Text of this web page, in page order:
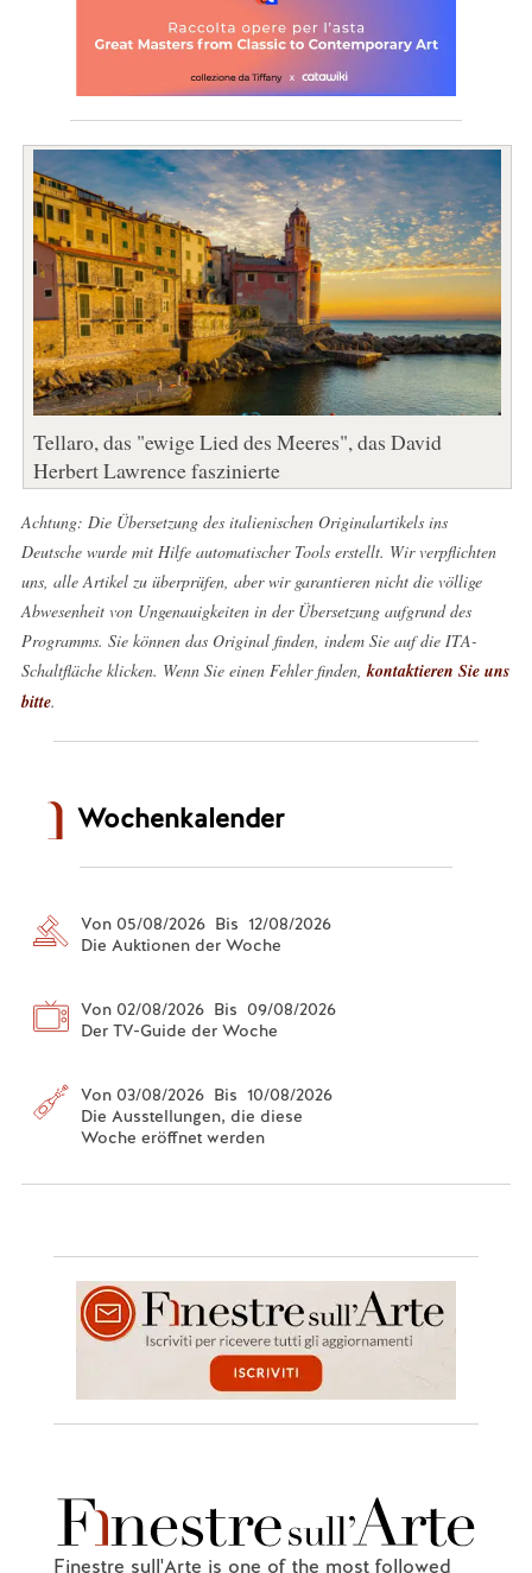
Tellaro, das "ewige Lied des Meeres", das David
Herbert Lawrence faszinierte
Achtung: Die Übersetzung des italienischen Originalartikels ins
Deutsche wurde mit Hilfe automatischer Tools erstellt. Wir verpflichten
uns, alle Artikel zu überprüfen, aber wir garantieren nicht die völlige
Abwesenheit von Ungenauigkeiten in der Übersetzung aufgrund des
Programms. Sie können das Original finden, indem Sie auf die ITA-
Schaltfläche klicken. Wenn Sie einen Fehler finden, kontaktieren Sie uns
bitte.
Wochenkalender
Von 05/08/2026 Bis 12/08/2026
Die Auktionen der Woche
Von 02/08/2026 Bis 09/08/2026
Der TV-Guide der Woche
Von 03/08/2026 Bis 10/08/2026
Die Ausstellungen, die diese
Woche eröffnet werden
Finestre sull'Arte is one of the most followed